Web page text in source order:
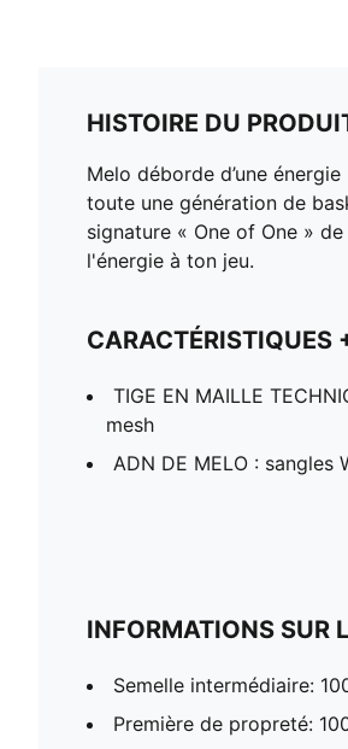
HISTOIRE DU
Melo déborde d’une
toute une génération de
signature « One of One »
l'énergie à ton jeu.
CARACTÉRISTIQUES
TIGE EN MAILLE
mesh
ADN DE MELO :
INFORMATIONS SUR
Semelle intermédiaire:
Première de propreté: